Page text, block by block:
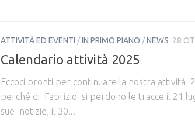
ATTIVITÀ ED EVENTI /IN PRIMO PIANO /NEWS 28
Calendario attività 2025
Eccoci pronti per continuare la nostra attività
perché di Fabrizio si perdono le tracce il 21
sue notizie, il 30...